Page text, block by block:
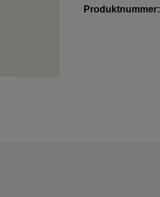
Produktnummer: